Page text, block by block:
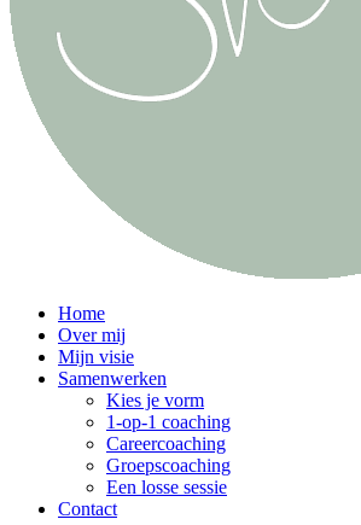
Home
Over mij
Mijn visie
Samenwerken
Kies je vorm
1-op-1 coaching
Careercoaching
Groepscoaching
Een losse sessie
Contact